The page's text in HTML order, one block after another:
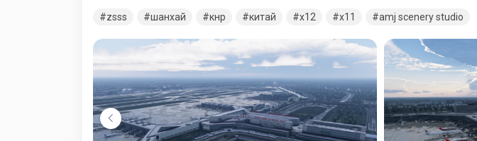
zsss шанхай кнр китай x12 x11 amj scenery studio